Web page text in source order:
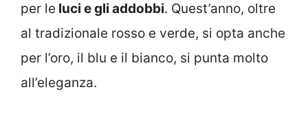
per le luci e gli addobbi. Quest’anno, oltre
al tradizionale rosso e verde, si opta anche
per l’oro, il blu e il bianco, si punta molto
all’eleganza.